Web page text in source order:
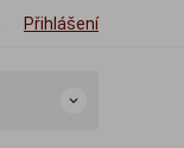
Přihlášení